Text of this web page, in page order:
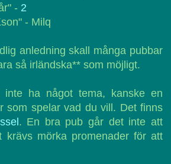
- 2
- Milq
anledning skall många pubbar
så irländska** som möjligt.
ha något tema, kanske en
som spelar vad du vill. Det finns
. En bra pub går det inte att
krävs mörka promenader för att